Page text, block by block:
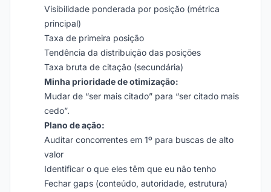
Visibilidade ponderada por posição (métrica
principal)
Taxa de primeira posição
Tendência da distribuição das posições
Taxa bruta de citação (secundária)
Minha prioridade de otimização:
Mudar de “ser mais citado” para “ser citado mais
cedo”.
Plano de ação:
Auditar concorrentes em 1º para buscas de alto
valor
Identificar o que eles têm que eu não tenho
Fechar gaps (conteúdo, autoridade, estrutura)